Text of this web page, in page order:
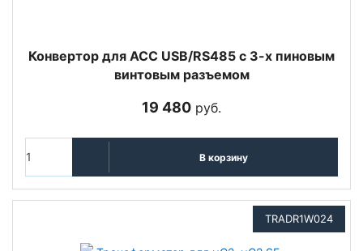
Конвертор для ACC USB/RS485 с 3-х пиновым
винтовым разъемом
19 480 руб.
В корзину
TRADR1W024